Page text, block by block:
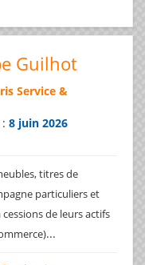
Guilhot
Service &
8 juin 2026
titres de
particuliers et
de leurs actifs
...